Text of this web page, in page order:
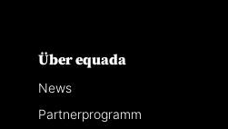
Über equada
News
Partnerprogramm